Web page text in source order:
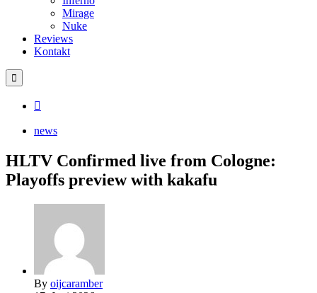
Mirage
Nuke
Reviews
Kontakt
news
HLTV Confirmed live from Cologne:
Playoffs preview with kakafu
By oijcaramber